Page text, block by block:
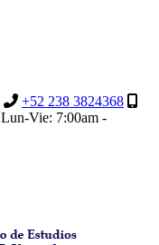
+52 238 3824368
Lun-Vie: 7:00am -